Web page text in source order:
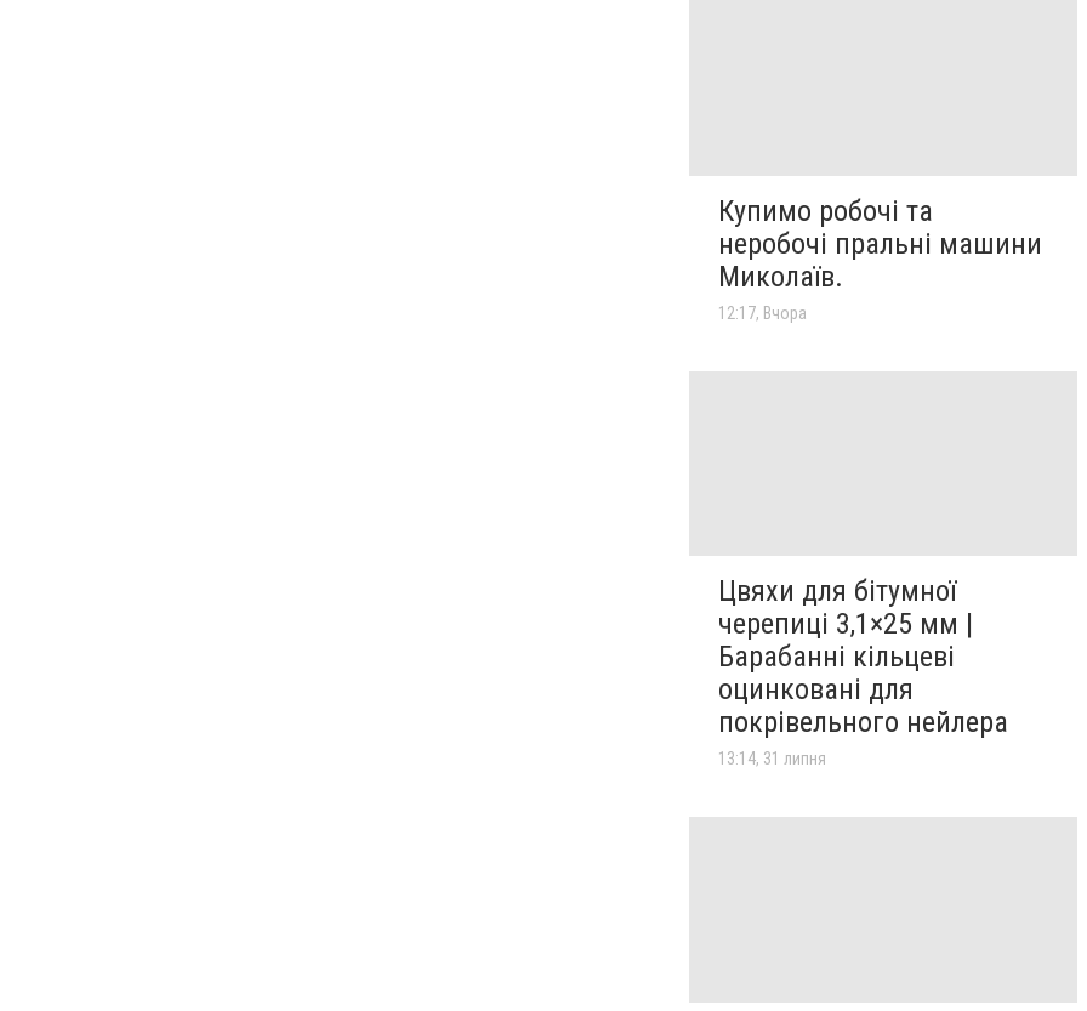
Купимо робочі та
неробочі пральні машини
Миколаїв.
12:17, Вчора
Цвяхи для бітумної
черепиці 3,1×25 мм |
Барабанні кільцеві
оцинковані для
покрівельного нейлера
13:14, 31 липня